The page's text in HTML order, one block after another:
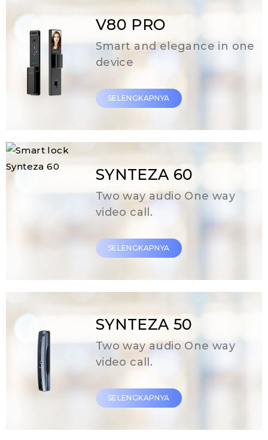
V80 PRO
Smart and elegance in one
device
SELENGKAPNYA
SYNTEZA 60
Two way audio One way
video call.
SELENGKAPNYA
SYNTEZA 50
Two way audio One way
video call.
SELENGKAPNYA